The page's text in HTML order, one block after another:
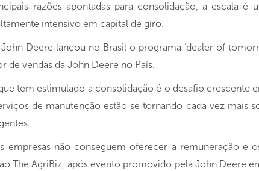
razões apontadas para consolidação, a escala
intensivo em capital de giro.
John Deere lançou no Brasil o programa ‘dealer of
de vendas da John Deere no País.
tem estimulado a consolidação é o desafio crescente
de manutenção estão se tornando cada vez
empresas não conseguem oferecer a remuneração e
The AgriBiz, após evento promovido pela John Deere